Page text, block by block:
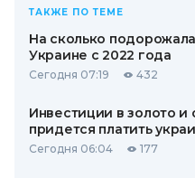
ТАКЖЕ ПО ТЕМЕ
На сколько
Украине с 2022 года
Сегодня 07:19 432
Инвестиции в золото и
придется платить
Сегодня 06:04 177